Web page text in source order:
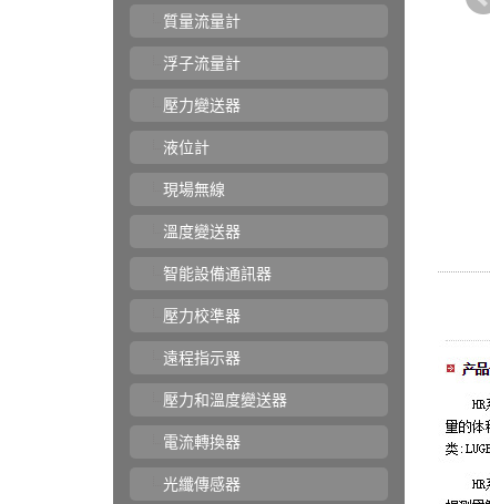
質量流量計
浮子流量計
壓力變送器
液位計
現場無線
溫度變送器
智能設備通訊器
壓力校準器
遠程指示器
壓力和溫度變送器
電流轉換器
光纖傳感器